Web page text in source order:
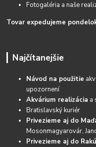
Fotogaléria a naše
Tovar expedujeme
Najčítanejšie
Návod na použitie
upozornení
Akvárium realizácia a
Bratislavský kuriér
Privezieme aj do
Mosonmagyarovár,
Privezieme aj do